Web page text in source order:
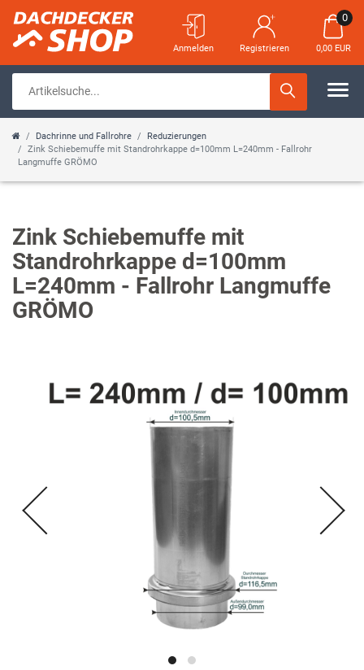
Anmelden Registrieren
0
0,00 EUR
Dachrinne und Fallrohre
Reduzierungen
Zink Schiebemuffe mit Standrohrkappe d=100mm L=240mm - Fallrohr
Langmuffe GRÖMO
Zink Schiebemuffe mit
Standrohrkappe d=100mm
L=240mm - Fallrohr Langmuffe
GRÖMO